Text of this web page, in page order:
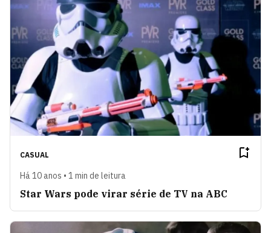
CASUAL
Há 10 anos • 1 min de leitura
Star Wars pode virar série de TV na ABC